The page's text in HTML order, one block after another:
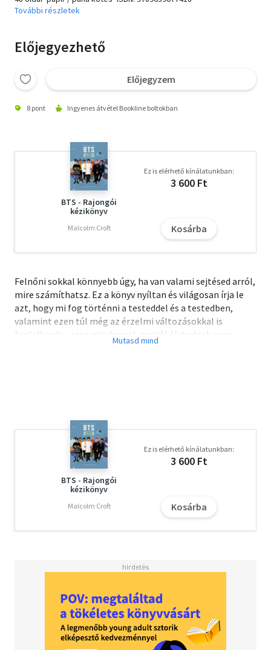
További részletek
Előjegyezhető
Előjegyzem
8 pont Ingyenes átvétel Bookline boltokban
BTS - Rajongói
kézikönyv
Malcolm Croft
Ez is elérhető kínálatunkban:
3 600 Ft
Kosárba
Felnőni sokkal könnyebb úgy, ha van valami sejtésed arról,
mire számíthatsz. Ez a könyv nyíltan és világosan írja le
azt, hogy mi fog történni a testeddel és a testedben,
valamint ezen túl még az érzelmi változásokkal is
foglalkozik - azaz mindennel, amiről életednek ezen
fontos időszakában érdemes tudnod..
BTS - Rajongói
kézikönyv
Malcolm Croft
Ez is elérhető kínálatunkban:
3 600 Ft
Kosárba